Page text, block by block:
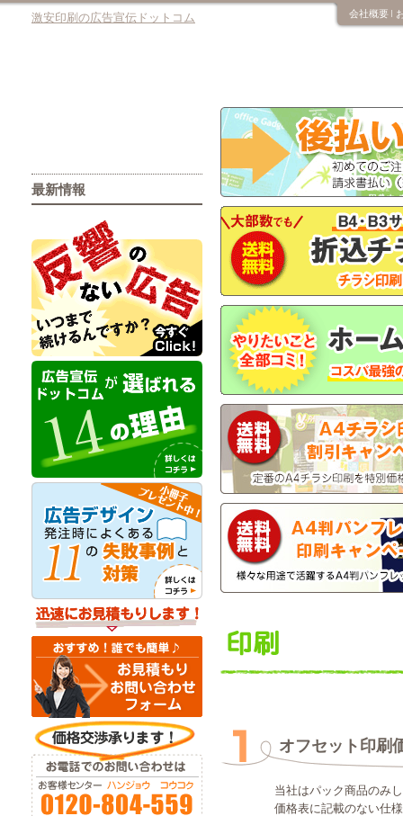
激安印刷の広告宣伝ドットコム 会社概要
オフセット印刷
当社はパック商品のみ
価格表に記載のない仕
最新情報